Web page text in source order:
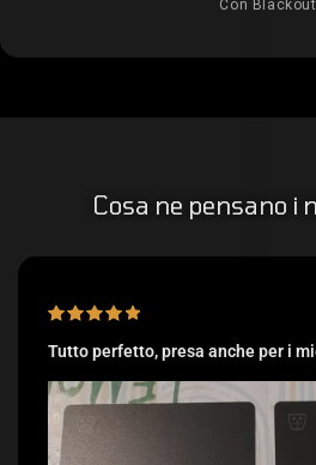
Con Blackout
Cosa ne pensano i
Tutto perfetto, presa anche per i